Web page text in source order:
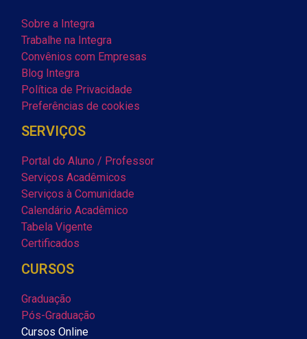
Sobre a Integra
Trabalhe na Integra
Convênios com Empresas
Blog Integra
Política de Privacidade
Preferências de cookies
SERVIÇOS
Portal do Aluno / Professor
Serviços Acadêmicos
Serviços à Comunidade
Calendário Acadêmico
Tabela Vigente
Certificados
CURSOS
Graduação
Pós-Graduação
Cursos Online